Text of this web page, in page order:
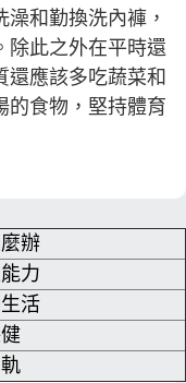
和勤換洗內褲，
除此之外在平時還
還應該多吃蔬菜和
的食物，堅持體育
辦
力
活